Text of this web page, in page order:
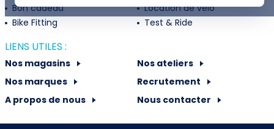
Bon cadeau
Location de vélo
Bike Fitting
Test & Ride
LIENS UTILES :
Nos magasins
Nos ateliers
Nos marques
Recrutement
A propos de nous
Nous contacter